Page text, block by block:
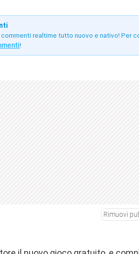
realtime tutto nuovo e nativo! Per
!
Rimuovi